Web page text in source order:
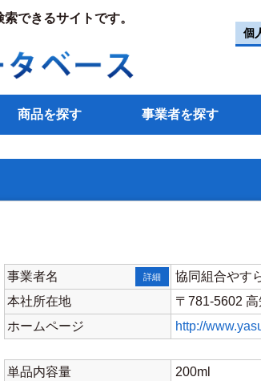
できるサイトです。
個
商品を探す 事業者を探す
事業者名 詳細
協同組合やす
本社所在地
〒781-5602
ホームページ
http://
単品内容量
200ml